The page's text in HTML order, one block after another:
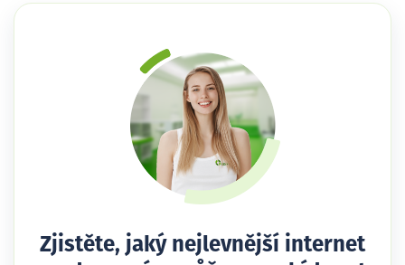
Zjistěte, jaký nejlevnější internet